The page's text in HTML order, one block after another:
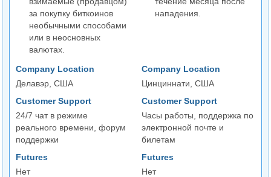
за покупку биткоинов
необычными способами
или в неосновных
валютах.
нападения.
Company Location
Делавэр, США
Company Location
Цинциннати, США
Customer Support
24/7 чат в режиме
реального времени, форум
поддержки
Customer Support
Часы работы, поддержка по
электронной почте и
билетам
Futures
Нет
Futures
Нет